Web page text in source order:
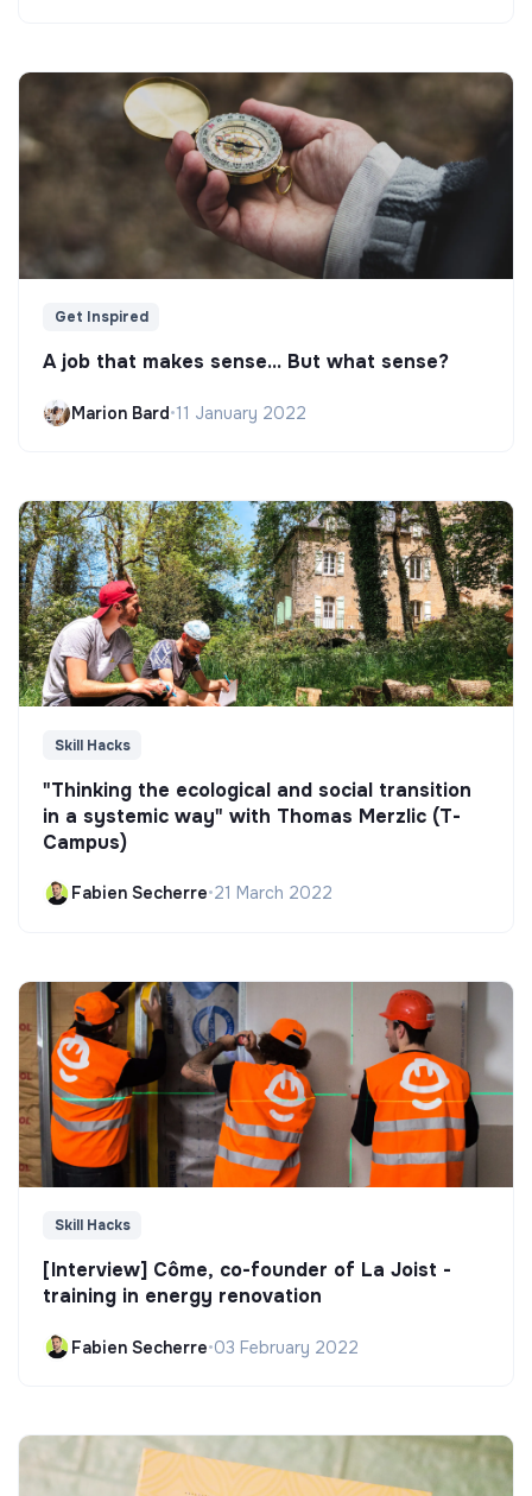
Get Inspired
A job that makes sense... But what sense?
Marion Bard•11 January 2022
Skill Hacks
"Thinking the ecological and social transition
in a systemic way" with Thomas Merzlic (T-
Campus)
Fabien Secherre•21 March 2022
Skill Hacks
[Interview] Côme, co-founder of La Joist -
training in energy renovation
Fabien Secherre•03 February 2022